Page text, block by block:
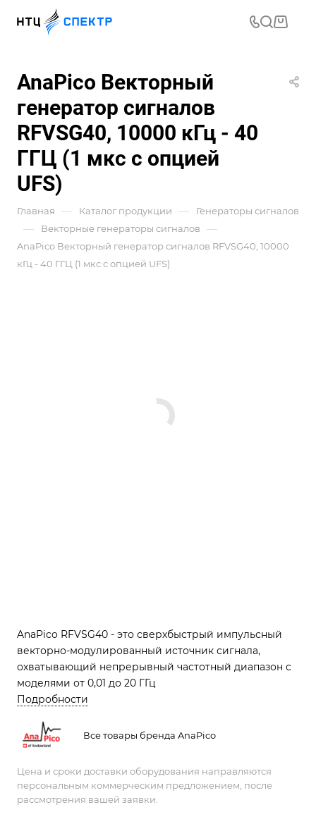
AnaPico Векторный
генератор сигналов
RFVSG40, 10000 кГц - 40
ГГЦ (1 мкс с опцией
UFS)
Главная — Каталог продукции — Генераторы сигналов
— Векторные генераторы сигналов —
AnaPico Векторный генератор сигналов RFVSG40, 10000
кГц - 40 ГГЦ (1 мкс с опцией UFS)
AnaPico RFVSG40 - это сверхбыстрый импульсный
векторно-модулированный источник сигнала,
охватывающий непрерывный частотный диапазон с
моделями от 0,01 до 20 ГГц
Подробности
Все товары бренда AnaPico
Цена и сроки доставки оборудования направляются
персональным коммерческим предложением, после
рассмотрения вашей заявки.